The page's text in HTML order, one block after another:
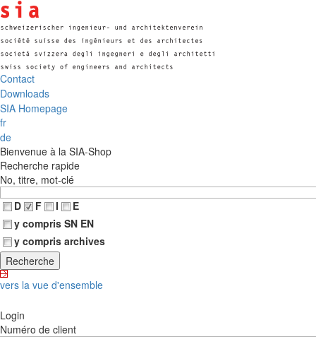
Contact
Downloads
SIA Homepage
fr
de
Bienvenue à la SIA-Shop
Recherche rapide
No, titre, mot-clé
D
F I
E
y compris SN EN
y compris archives
vers la vue d'ensemble
Login
Numéro de client